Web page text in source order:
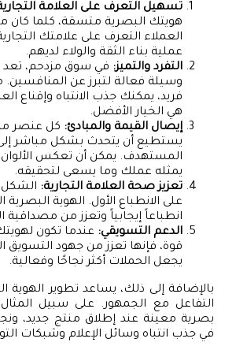
تسهيل التعرف على العلامة
هويتك البصرية متسقة، كلما كان
العملاء التعرف على علامتك
عملية بناء الثقة والولاء لديهم.
التفرد والتميز: في سوق مزدحم، تعد
وسيلة فعالة لتبرز عن
فريد، يمكنك جذب الانتباه وإقناع
هي الخيار الأفضل.
إيصال القيمة والمبادئ: كل عنصر
يستطيع أن يتحدث بشكل مباشر
المستهدف. يمكن أن تعكس
يمثله عملك وما يسعى لتحقيقه.
تعزيز صحة العلامة التجارية: الشكل
على الانطباع الأول. الهوية
انطباعاً إيجابياً وتعزز من مصداقية
الدعم التسويقي: عندما تكون
قوة، فإنها تعزز من جهود التسويق
يجعل الحملات أكثر نجاحًا وفعالية.
بالإضافة إلى ذلك، يساعد تطوير الهوية
التفاعل مع الجمهور. على سبيل
بصرية معينة عند إطلاق منتج جديد،
في جذب انتباه وسائل الإعلام وشبكات